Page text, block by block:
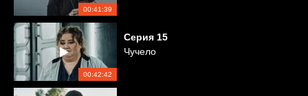
00:41:39
00:42:42
Серия 15
Чучело